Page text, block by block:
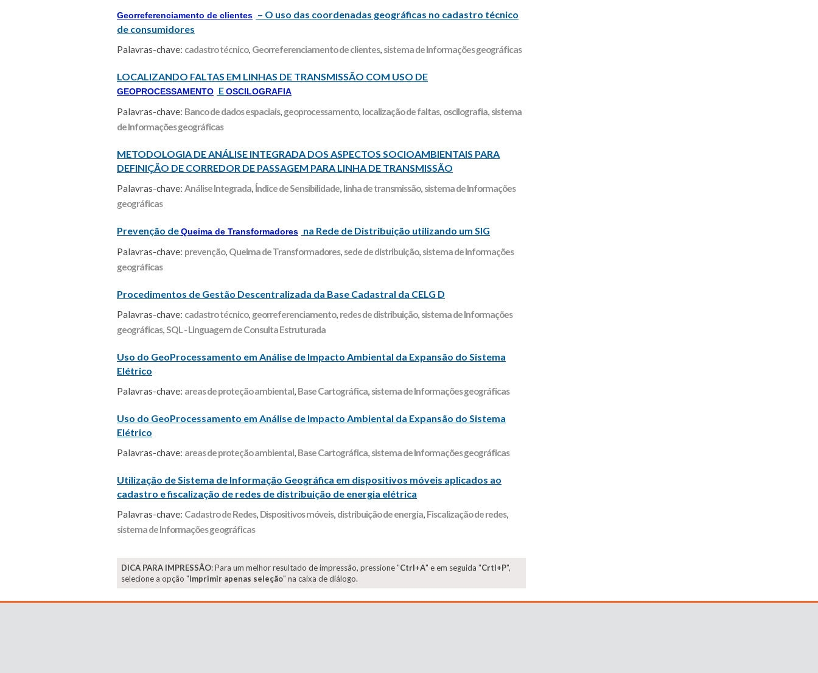
Georreferenciamento de clientes – O uso das coordenadas geográficas no cadastro técnico
de consumidores
Palavras-chave: cadastro técnico, Georreferenciamento de clientes, sistema de Informações geográficas
LOCALIZANDO FALTAS EM LINHAS DE TRANSMISSÃO COM USO DE
GEOPROCESSAMENTO EOSCILOGRAFIA
Palavras-chave: Banco de dados espaciais, geoprocessamento, localização de faltas, oscilografia, sistema
de Informações geográficas
METODOLOGIA DE ANÁLISE INTEGRADA DOS ASPECTOS SOCIOAMBIENTAIS PARA
DEFINIÇÃO DE CORREDOR DE PASSAGEM PARA LINHA DE TRANSMISSÃO
Palavras-chave: Análise Integrada, Índice de Sensibilidade, linha de transmissão, sistema de Informações
geográficas
Prevenção deQueima de Transformadores na Rede de Distribuição utilizando um SIG
Palavras-chave: prevenção, Queima de Transformadores, sede de distribuição, sistema de Informações
geográficas
Procedimentos de Gestão Descentralizada da Base Cadastral da CELG D
Palavras-chave: cadastro técnico, georreferenciamento, redes de distribuição, sistema de Informações
geográficas,SQL - Linguagem de Consulta Estruturada
Uso do GeoProcessamento em Análise de Impacto Ambiental da Expansão do Sistema
Elétrico
Palavras-chave: areas de proteção ambiental, Base Cartográfica, sistema de Informações geográficas
Uso do GeoProcessamento em Análise de Impacto Ambiental da Expansão do Sistema
Elétrico
Palavras-chave: areas de proteção ambiental, Base Cartográfica, sistema de Informações geográficas
Utilização de Sistema de Informação Geográfica em dispositivos móveis aplicados ao
cadastro e fiscalização de redes de distribuição de energia elétrica
Palavras-chave: Cadastro de Redes, Dispositivos móveis, distribuição de energia, Fiscalização de redes,
sistema de Informações geográficas
DICA PARA IMPRESSÃO: Para um melhor resultado de impressão, pressione "Ctrl+A" e em seguida "Crtl+P",
selecione a opção "Imprimir apenas seleção" na caixa de diálogo.